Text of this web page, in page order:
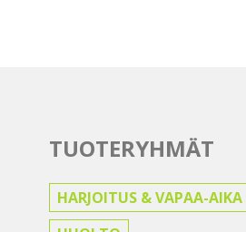
TUOTERYHMÄT
HARJOITUS & VAPAA-AIKA